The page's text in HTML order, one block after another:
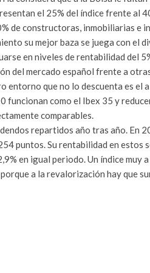
el 25% del índice frente al
de constructoras, inmobiliarias e
su mejor baza se juega con el
en niveles de rentabilidad del
del mercado español frente a
entorno que no lo descuenta es el
funcionan como el Ibex 35 y
comparables.
repartidos año tras año. En
puntos. Su rentabilidad en estos
en igual periodo. Un índice muy
a la revalorización hay que